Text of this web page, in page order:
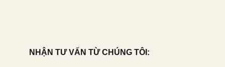
NHẬN TƯ VẤN TỪ CHÚNG TÔI: